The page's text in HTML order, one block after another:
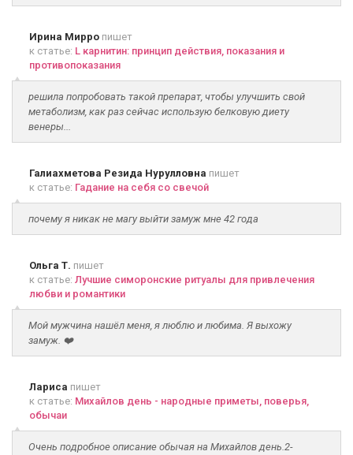
Ирина Мирро пишет
к статье: L карнитин: принцип действия, показания и
противопоказания
решила попробовать такой препарат, чтобы улучшить свой
метаболизм, как раз сейчас использую белковую диету
венеры...
Галиахметова Резида Нурулловна пишет
к статье: Гадание на себя со свечой
почему я никак не магу выйти замуж мне 42 года
Ольга Т. пишет
к статье: Лучшие симоронские ритуалы для привлечения
любви и романтики
Мой мужчина нашёл меня, я люблю и любима. Я выхожу
замуж. ❤️
Лариса пишет
к статье: Михайлов день - народные приметы, поверья,
обычаи
Очень подробное описание обычая на Михайлов день.2-